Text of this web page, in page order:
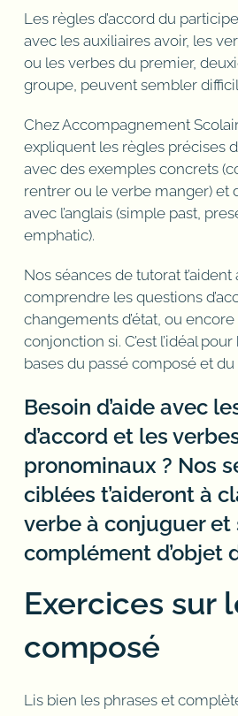
Les règles d’accord du
avec les auxiliaires avoir, les
ou les verbes du premier,
groupe, peuvent sembler
Chez Accompagnement
expliquent les règles précises
avec des exemples concrets
rentrer ou le verbe manger) et
avec l’anglais (simple past,
emphatic).
Nos séances de tutorat t’aident
comprendre les questions
changements d’état, ou
conjonction si. C’est l’idéal
bases du passé composé et du
Besoin d’aide avec
d’accord et les
pronominaux ? Nos
ciblées t’aideront à
verbe à conjuguer et
complément d’objet
Exercices sur
composé
Lis bien les phrases et